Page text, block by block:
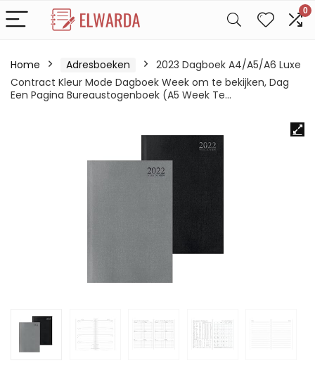
0
Home Adresboeken
2023 Dagboek A4/A5/A6 Luxe
Contract Kleur Mode Dagboek Week om te bekijken, Dag
Een Pagina Bureaustogenboek (A5 Week Te…